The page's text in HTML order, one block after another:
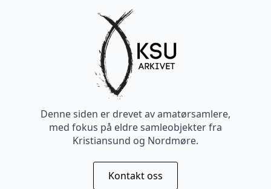
Denne siden er drevet av amatørsamlere,
med fokus på eldre samleobjekter fra
Kristiansund og Nordmøre.
Kontakt oss